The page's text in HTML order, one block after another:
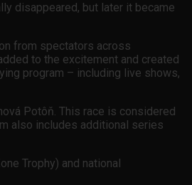
disappeared, but later it became
from spectators across
to the excitement and created
program – including live shows,
Potôň. This race is considered
also includes additional series
Trophy) and national